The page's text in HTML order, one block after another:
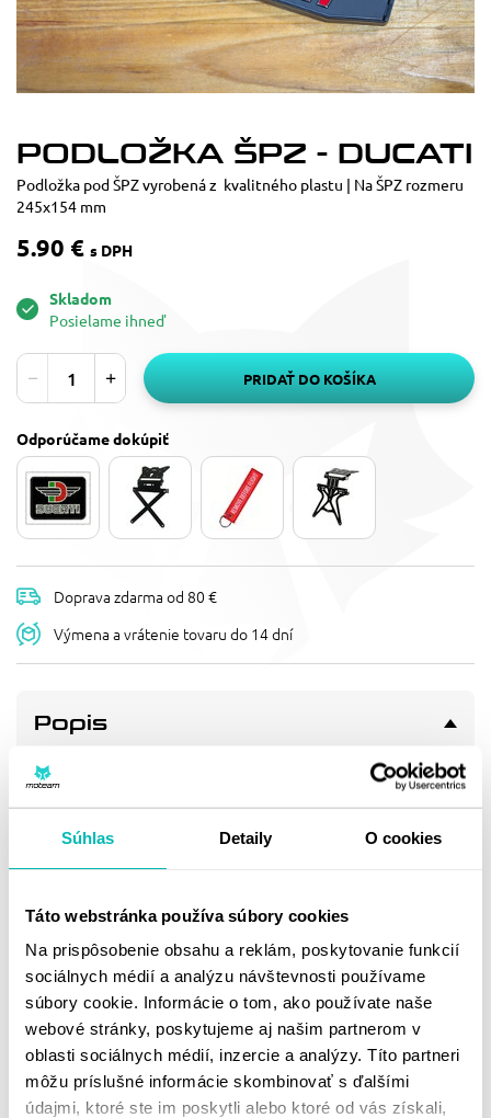
Súhlas Detaily O cookies
Táto webstránka používa súbory cookies
Na prispôsobenie obsahu a reklám, poskytovanie funkcií
sociálnych médií a analýzu návštevnosti používame
súbory cookie. Informácie o tom, ako používate naše
webové stránky, poskytujeme aj našim partnerom v
oblasti sociálnych médií, inzercie a analýzy. Títo partneri
môžu príslušné informácie skombinovať s ďalšími
údajmi, ktoré ste im poskytli alebo ktoré od vás získali,
PODLOŽKA ŠPZ - DUCATI
Podložka pod ŠPZ vyrobená z kvalitného plastu | Na ŠPZ rozmeru
245x154 mm
5.90 € s DPH
Skladom
Posielame ihneď
PRIDAŤ DO KOŠÍKA
Odporúčame dokúpiť
Doprava zdarma od 80 €
Výmena a vrátenie tovaru do 14 dní
Popis
PODLOŽKA ŠPZ - DUCATI
Podložka pod ŠPZ na motorky od 125ccm.Kvalitný vystúpený
nápis a logo výrobcu.
Celkový rozmer podložky 249x184x18 mm.
Doprava a vrátenie
MOHLO BY SA VÁM
PÁČIŤ